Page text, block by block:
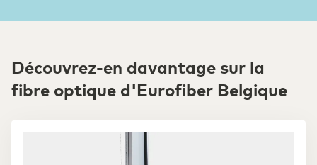
Découvrez-en davantage sur la
fibre optique d'Eurofiber Belgique